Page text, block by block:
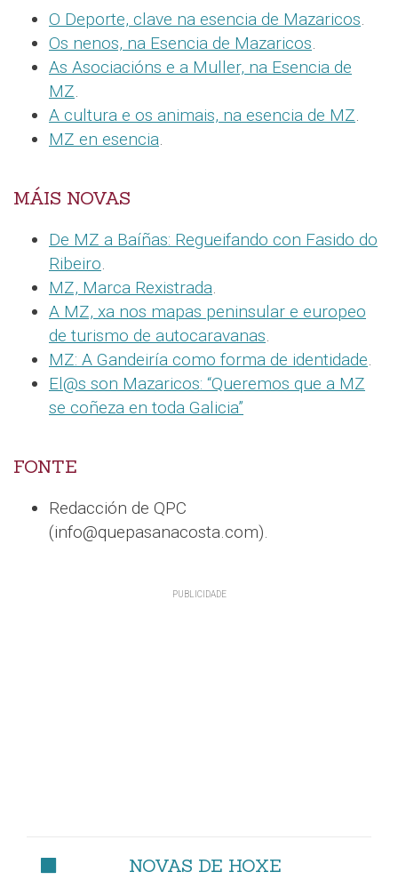
O Deporte, clave na esencia de Mazaricos.
Os nenos, na Esencia de Mazaricos.
As Asociacións e a Muller, na Esencia de
MZ.
A cultura e os animais, na esencia de MZ.
MZ en esencia.
MÁIS NOVAS
De MZ a Baíñas: Regueifando con Fasido do
Ribeiro.
MZ, Marca Rexistrada.
A MZ, xa nos mapas peninsular e europeo
de turismo de autocaravanas.
MZ: A Gandeiría como forma de identidade.
El@s son Mazaricos: “Queremos que a MZ
se coñeza en toda Galicia”
FONTE
Redacción de QPC
(info@quepasanacosta.com).
NOVAS DE HOXE